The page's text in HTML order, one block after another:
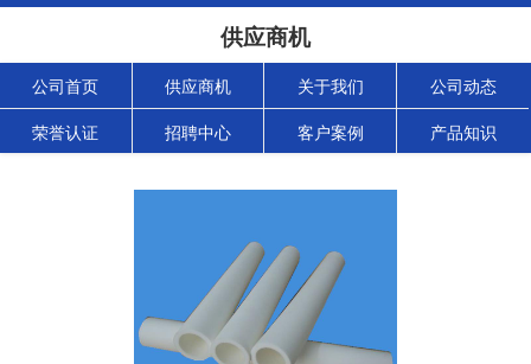
供应商机
公司首页 供应商机 关于我们 公司动态
荣誉认证 招聘中心 客户案例 产品知识